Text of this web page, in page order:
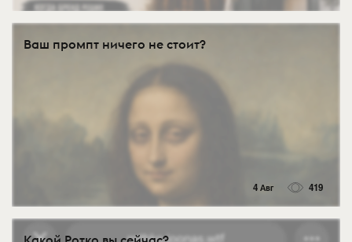
Ваш промпт ничего не стоит?
4 Авг 419